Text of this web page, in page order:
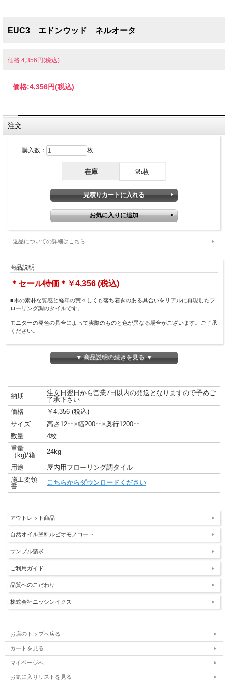
EUC3 エドンウッド ネルオータ
価格:4,356円(税込)
価格:4,356円(税込)
注文
購入数： 枚
在庫 95枚
返品についての詳細はこちら
商品説明
＊セール特価＊￥4,356 (税込)
■木の素朴な質感と経年の荒々しくも落ち着きのある具合いをリアルに再現したフ
ローリング調のタイルです。
モニターの発色の具合によって実際のものと色が異なる場合がございます。ご了承
ください。
＊本商品はアウトレット商品となる為、お客様の都合による返品は一切受け付けて
おりません。※商品不良の場合を除く。
▼ 商品説明の続きを見る ▼
納期
注文日翌日から営業7日以内の発送となりますので予めご
了承下さい
価格
￥4,356 (税込)
サイズ
高さ12㎜×幅200㎜×奥行1200㎜
数量
4枚
重量
（kg)/箱
24kg
用途
屋内用フローリング調タイル
施工要領
書
こちらからダウンロードください
アウトレット商品
自然オイル塗料ルビオモノコート
サンプル請求
ご利用ガイド
品質へのこだわり
株式会社ニッシンイクス
お店のトップへ戻る
カートを見る
マイページへ
お気に入りリストを見る